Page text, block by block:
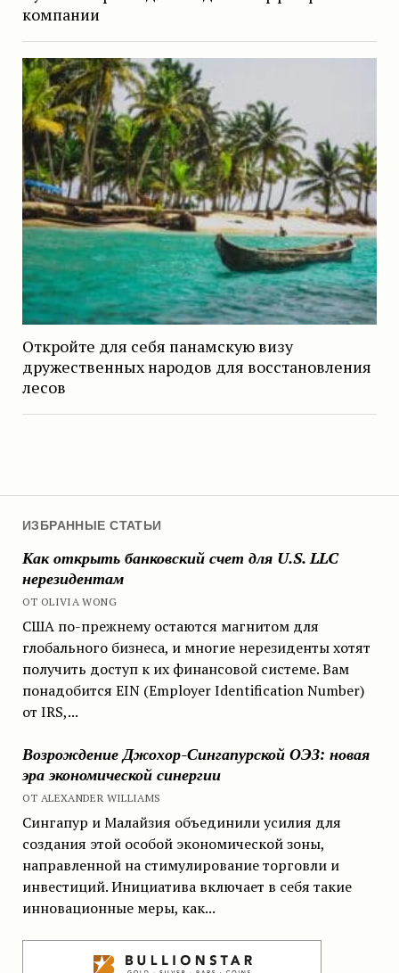
ИЗБРАННЫЕ СТАТЬИ
Как открыть банковский счет для U.S. LLC
нерезидентам
ОТ OLIVIA WONG
США по-прежнему остаются магнитом для
глобального бизнеса, и многие нерезиденты хотят
получить доступ к их финансовой системе. Вам
понадобится EIN (Employer Identification Number)
от IRS,...
Возрождение Джохор-Сингапурской ОЭЗ: новая
эра экономической синергии
ОТ ALEXANDER WILLIAMS
Сингапур и Малайзия объединили усилия для
создания этой особой экономической зоны,
направленной на стимулирование торговли и
инвестиций. Инициатива включает в себя такие
инновационные меры, как...
компании
Откройте для себя панамскую визу
дружественных народов для восстановления
лесов